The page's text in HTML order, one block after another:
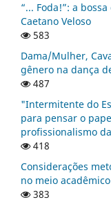
“... Foda!”: a
Caetano Veloso
583
Dama/Mulher,
gênero na dança
487
"Intermitente do
para pensar o
profissionalismo
418
Considerações
no meio acadêmico
383